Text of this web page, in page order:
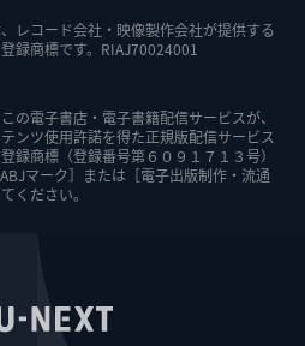
レコード会社・映像製作会社が提供する
録商標です。RIAJ70024001
の電子書店・電子書籍配信サービスが、
ンツ使用許諾を得た正規版配信サービス
録商標（登録番号第６０９１７１３号）
マーク］または［電子出版制作・流通
ください。